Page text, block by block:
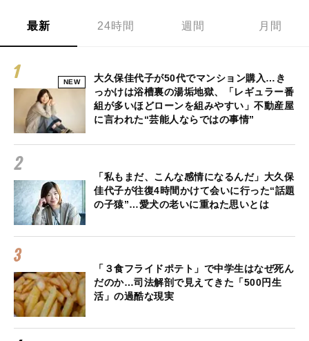
最新 24時間 週間 月間
NEW
大久保佳代子が50代でマンション購入…き
っかけは浴槽裏の湯垢地獄、「レギュラー番
組が多いほどローンを組みやすい」不動産屋
に言われた“芸能人ならではの事情”
「私もまだ、こんな感情になるんだ」大久保
佳代子が往復4時間かけて会いに行った“話題
の子猿”…愛犬の老いに重ねた思いとは
「３食フライドポテト」で中学生はなぜ死ん
だのか…司法解剖で見えてきた「500円生
活」の過酷な現実